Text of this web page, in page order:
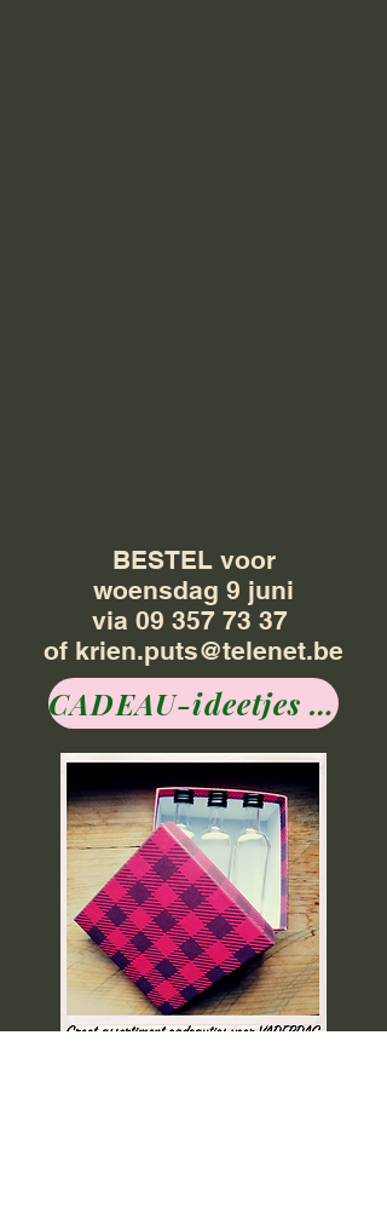
BESTEL voor
woensdag 9 juni
via 09 357 73 37
of krien.puts@telenet.be
CADEAU-ideetjes voor vaderdag